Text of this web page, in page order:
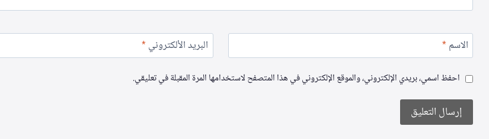
الاسم* البريد الألكتروني*
احفظ اسمي، بريدي الإلكتروني، والموقع الإلكتروني في هذا المتصفح لاستخدامها المرة المقبلة في تعليقي.